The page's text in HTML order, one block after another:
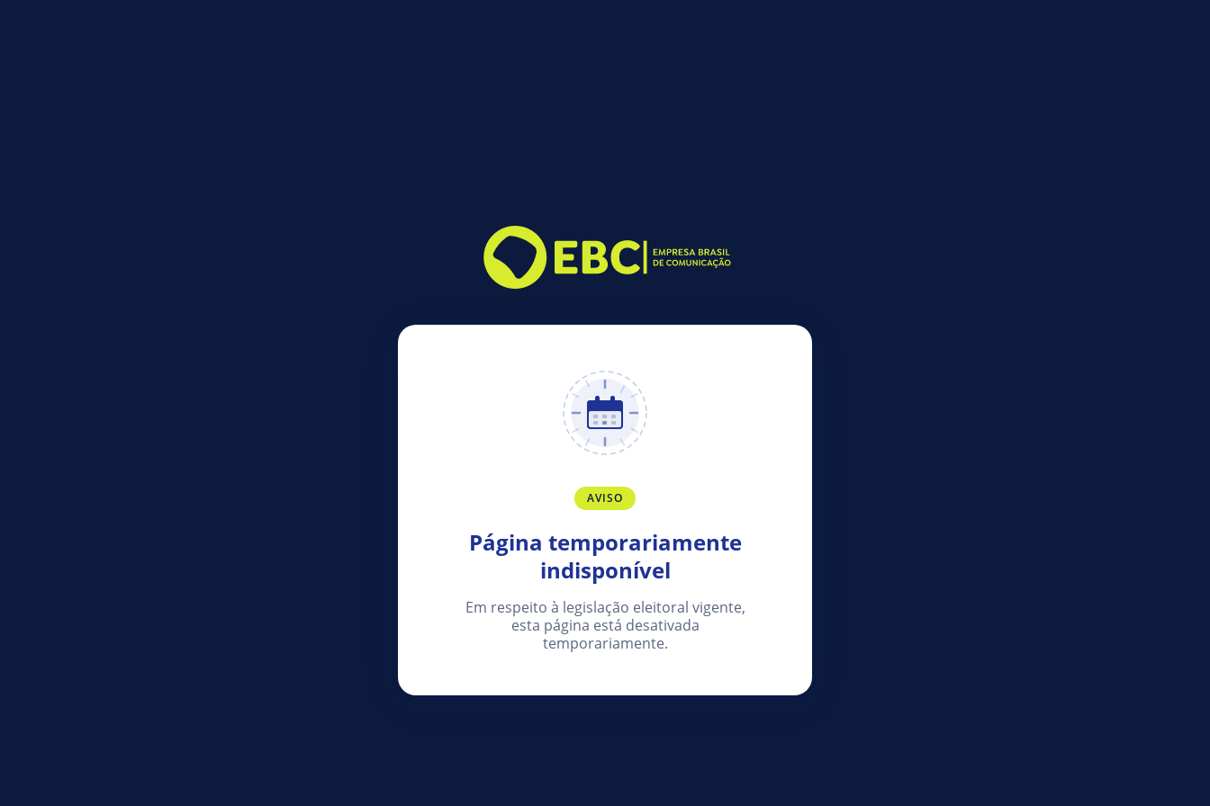
AVISO
Página temporariamente
indisponível
Em respeito à legislação eleitoral vigente,
esta página está desativada
temporariamente.